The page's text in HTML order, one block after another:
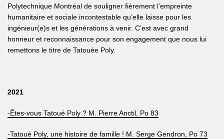
Polytechnique Montréal de souligner fièrement l’empreinte
humanitaire et sociale incontestable qu’elle laisse pour les
ingénieur(e)s et les générations à venir. C’est avec grand
honneur et reconnaissance pour son engagement que nous lui
remettons le titre de Tatouée Poly.
2021
-Êtes-vous Tatoué Poly ? M. Pierre Anctil, Po 83
-Tatoué Poly, une histoire de famille ! M. Serge Gendron, Po 73